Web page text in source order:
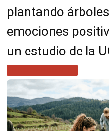
plantando
emociones
un estudio de la